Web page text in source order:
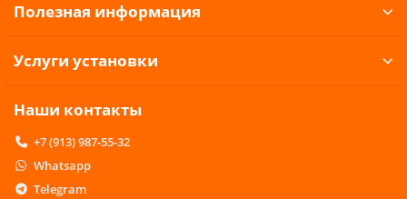
Полезная информация
Услуги установки
Наши контакты
+7 (913) 987-55-32
Whatsapp
Telegram